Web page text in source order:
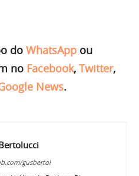
do WhatsApp ou
no Facebook, Twitter,
News.
gusbertol